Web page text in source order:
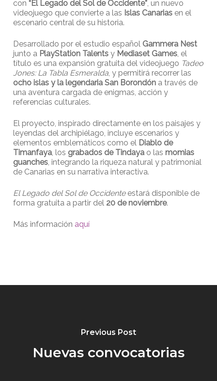
con “El Legado del Sol de Occidente”, un nuevo
videojuego que convierte a las Islas Canariasen el
escenario central de su historia.
Desarrollado por el estudio español Gammera Nest
junto a PlayStation Talentsy Mediaset Games, el
título es una expansión gratuita del videojuego Tadeo
Jones: La Tabla Esmeralda, y permitirá recorrer las
ocho islas y la legendaria San Borondóna través de
una aventura cargada de enigmas, acción y
referencias culturales.
El proyecto, inspirado directamente en los paisajes y
leyendas del archipiélago, incluye escenarios y
elementos emblemáticos como el Diablo de
Timanfaya, los grabados de Tindayao las momias
guanches, integrando la riqueza natural y patrimonial
de Canarias en su narrativa interactiva.
El Legado del Sol de Occidenteestará disponible de
forma gratuita a partir del 20 de noviembre.
Más información aquí
Previous Post
Nuevas convocatorias